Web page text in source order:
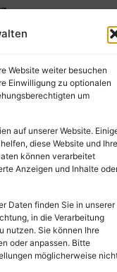
Website weiter besuchen
Einwilligung zu optionalen
um
auf unserer Website.
diese Website und Ihre
können verarbeitet
Anzeigen und Inhalte
Daten finden Sie in unserer
in die Verarbeitung
nutzen. Sie können Ihre
oder anpassen. Bitte
möglicherweise
reserved.
neuwied.de